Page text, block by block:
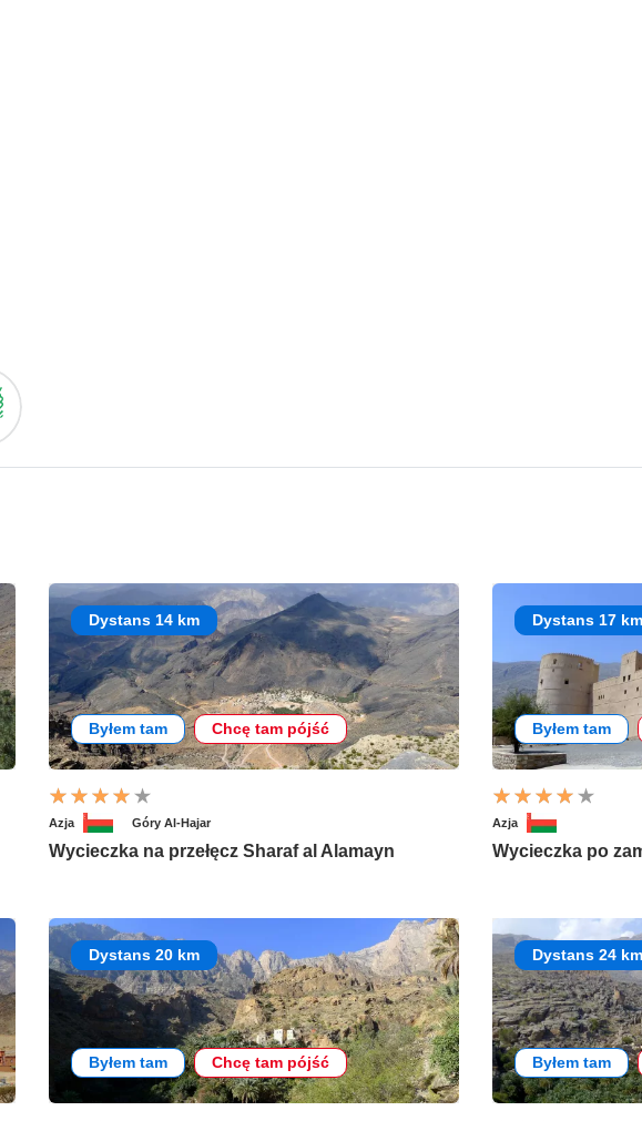
Dystans 14 km
Byłem tam Chcę tam pójść
Azja Góry Al-Hajar
Wycieczka na przełęcz Sharaf al Alamayn
Dystans 17 km
Byłem tam
Azja
Wycieczka po
Dystans 20 km
Byłem tam Chcę tam pójść
Dystans 24 km
Byłem tam